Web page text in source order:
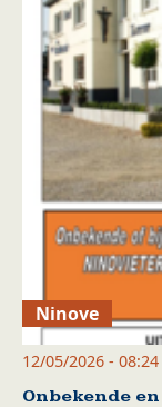
Ninove
12/05/2026 - 08:24
Onbekende